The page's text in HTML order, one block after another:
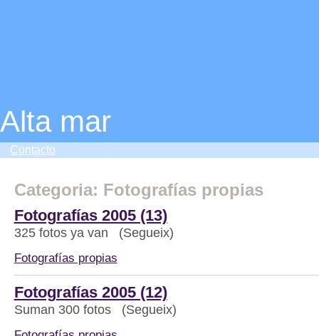
Alta mar
Contacto
Categoria: Fotografías propias
Fotografías 2005 (13)
325 fotos ya van (Segueix)
Fotografías propias
Fotografías 2005 (12)
Suman 300 fotos (Segueix)